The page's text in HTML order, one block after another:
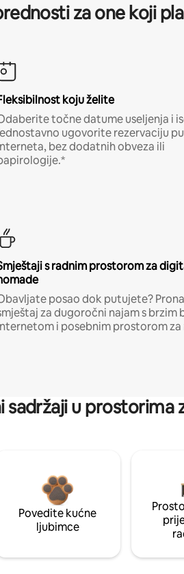
za one koji
koju želite
točne datume useljenja i
ugovorite rezervaciju
bez dodatnih obveza ili
s radnim prostorom za
posao dok putujete?
za dugoročni najam s brzim
i posebnim prostorom za
sadržaji u prostorima
Povedite kućne
ljubimce